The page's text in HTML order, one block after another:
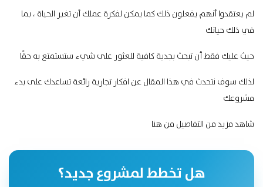
لم يعتقدوا أنهم يفعلون ذلك كما يمكن لفكرة عملك أن تغير الحياة ، بما
في ذلك حياتك
حيث عليك فقط أن تبحث بجدية كافية للعثور على شيء ستستمتع به حقًا
لذلك سوف نتحدث في هذا المقال عن افكار تجارية رائعة تساعدك على بدء
مشروعك
شاهد مزيد من التفاصيل من هنا
هل تخطط لمشروع جديد؟